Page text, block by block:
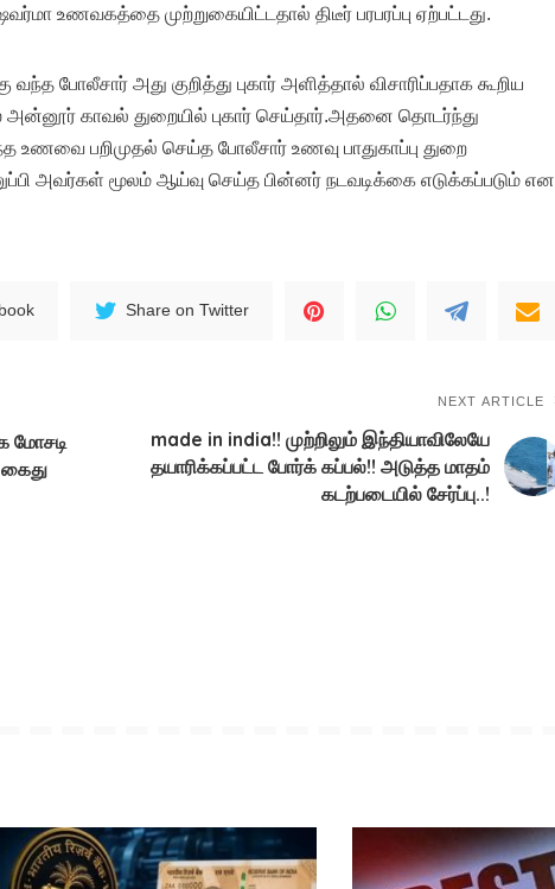
உணவகத்தை முற்றுகையிட்டதால் திடீர் பரபரப்பு ஏற்பட்டது.
போலீசார் அது குறித்து புகார் அளித்தால் விசாரிப்பதாக கூறிய
காவல் துறையில் புகார் செய்தார்.அதனை தொடர்ந்து
உணவை பறிமுதல் செய்த போலீசார் உணவு பாதுகாப்பு துறை
அவர்கள் மூலம் ஆய்வு செய்த பின்னர் நடவடிக்கை எடுக்கப்படும் என
Share on Twitter
மோசடி
NEXT ARTICLE
made in india!! முற்றிலும் இந்தியாவிலேயே
தயாரிக்கப்பட்ட போர்க் கப்பல்!! அடுத்த மாதம்
கடற்படையில் சேர்ப்பு..!